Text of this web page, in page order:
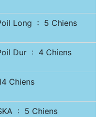
Long : 5 Chiens
Dur : 4 Chiens
Chiens
: 5 Chiens